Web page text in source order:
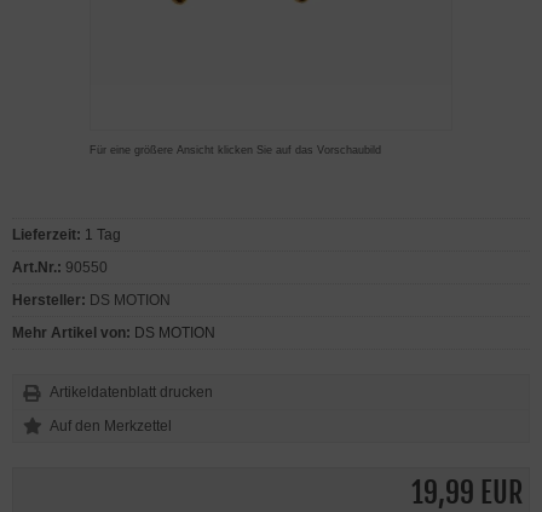
Für eine größere Ansicht klicken Sie auf das Vorschaubild
19,99 EUR
Lieferzeit: 1 Tag
Art.Nr.: 90550
Hersteller: DS MOTION
Mehr Artikel von: DS MOTION
Artikeldatenblatt drucken